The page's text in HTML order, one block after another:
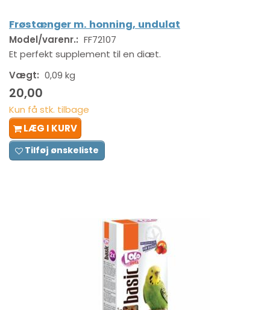
Frøstænger m. honning, undulat
Model/varenr.: FF72107
Et perfekt supplement til en diæt.
Vægt: 0,09 kg
20,00
Kun få stk. tilbage
LÆG I KURV
Tilføj ønskeliste